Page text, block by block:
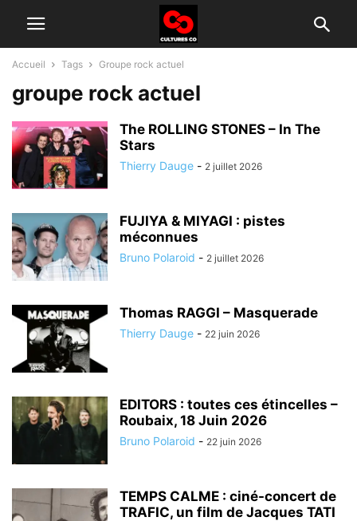
Accueil Tags Groupe rock actuel
groupe rock actuel
The ROLLING STONES – In The
Stars
Thierry Dauge - 2 juillet 2026
FUJIYA & MIYAGI : pistes
méconnues
Bruno Polaroid - 2 juillet 2026
Thomas RAGGI – Masquerade
Thierry Dauge - 22 juin 2026
EDITORS : toutes ces étincelles –
Roubaix, 18 Juin 2026
Bruno Polaroid - 22 juin 2026
TEMPS CALME : ciné-concert de
TRAFIC, un film de Jacques TATI